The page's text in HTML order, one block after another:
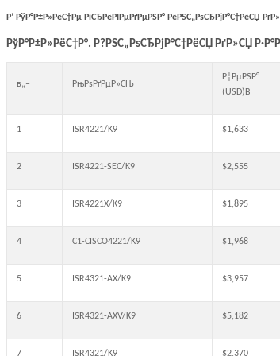
Р’ РўР°Р±Р»РёС†Рµ РїСЂРёРІРµРґРµРЅР° РёРЅС„РѕСЂРјР°С†РёСЏ
РўР°Р±Р»РёС†Р°. Р?РЅС„РѕСЂРјР°С†РёСЏ РґР»СЏ
в„– РњРѕРґРµР»СЊ
Р¦РµРЅР°
(USD)В
1 ISR4221/K9 $1,633
2 ISR4221-SEC/K9 $2,555
3 ISR4221X/K9 $1,895
4 C1-CISCO4221/K9 $1,968
5 ISR4321-AX/K9 $3,957
6 ISR4321-AXV/K9 $5,182
7 ISR4321/K9 $2,370